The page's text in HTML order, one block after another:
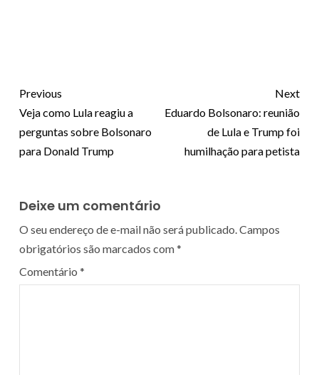
Previous
Veja como Lula reagiu a
perguntas sobre Bolsonaro
para Donald Trump
Next
Eduardo Bolsonaro: reunião
de Lula e Trump foi
humilhação para petista
Deixe um comentário
O seu endereço de e-mail não será publicado.Campos
obrigatórios são marcados com*
Comentário *